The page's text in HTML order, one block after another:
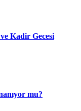
Kadir Gecesi
mu?